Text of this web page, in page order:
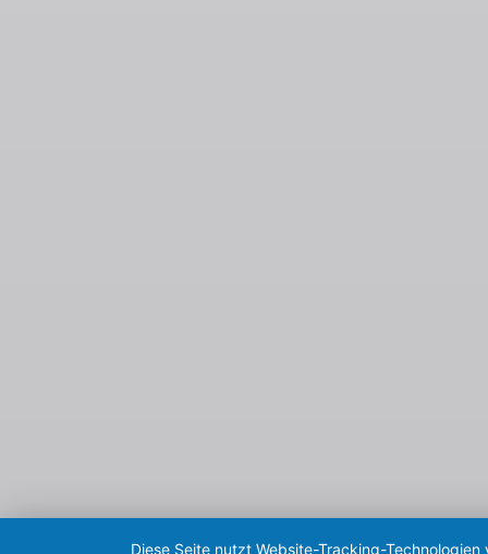
Diese Seite nutzt Website-Tracking-